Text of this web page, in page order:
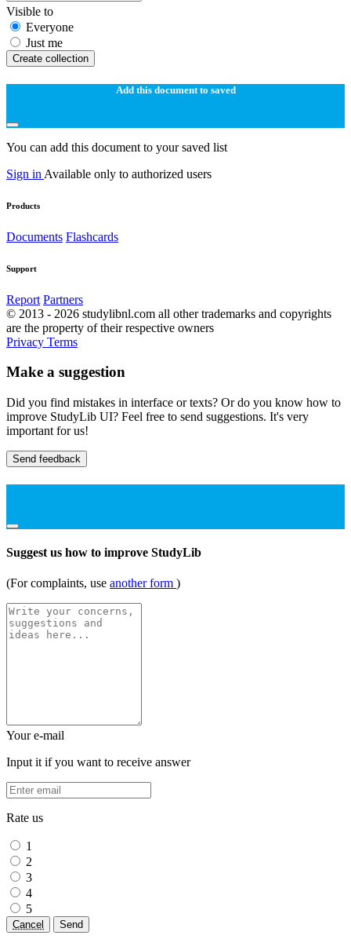
Visible to
Everyone
Just me
Create collection
Add this document to saved
You can add this document to your saved list
Sign in Available only to authorized users
Products
Documents Flashcards
Support
Report Partners
© 2013 - 2026 studylibnl.com all other trademarks and copyrights
are the property of their respective owners
Privacy Terms
Make a suggestion
Did you find mistakes in interface or texts? Or do you know how to
improve StudyLib UI? Feel free to send suggestions. It's very
important for us!
Send feedback
Suggest us how to improve StudyLib
(For complaints, use another form )
Your e-mail
Input it if you want to receive answer
Rate us
1
2
3
4
5
Cancel Send